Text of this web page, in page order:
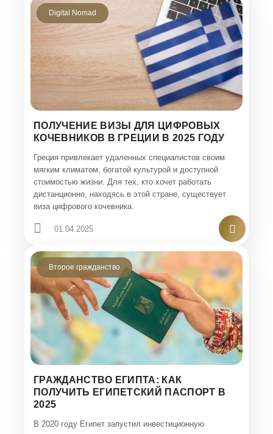
ПОЛУЧЕНИЕ ВИЗЫ ДЛЯ ЦИФРОВЫХ
КОЧЕВНИКОВ В ГРЕЦИИ В 2025 ГОДУ
Греция привлекает удаленных специалистов своим
мягким климатом, богатой культурой и доступной
стоимостью жизни. Для тех, кто хочет работать
дистанционно, находясь в этой стране, существует
виза цифрового кочевника.
01.04.2025
Digital Nomad
ГРАЖДАНСТВО ЕГИПТА: КАК
ПОЛУЧИТЬ ЕГИПЕТСКИЙ ПАСПОРТ В
2025
В 2020 году Египет запустил инвестиционную
Второе гражданство